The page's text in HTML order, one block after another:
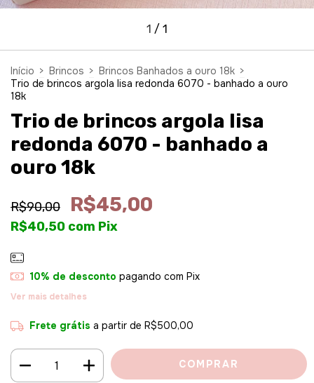
1 / 1
Início > Brincos > Brincos Banhados a ouro 18k >
Trio de brincos argola lisa redonda 6070 - banhado a ouro
18k
Trio de brincos argola lisa
redonda 6070 - banhado a
ouro 18k
R$90,00 R$45,00
R$40,50 com Pix
10% de desconto pagando com Pix
Ver mais detalhes
Frete grátis a partir de R$500,00